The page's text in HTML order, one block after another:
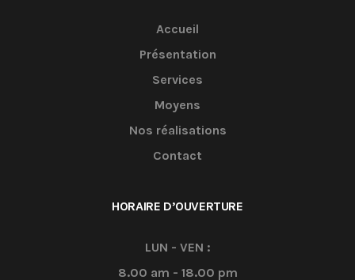
Accueil
Présentation
Services
Moyens
Nos réalisations
Contact
HORAIRE D’OUVERTURE
LUN - VEN :
8.00 am - 18.00 pm